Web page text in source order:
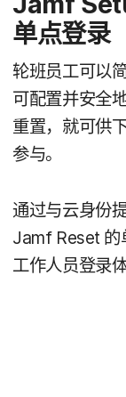
单点​登录
轮​班员工​可以​
可​配置​并​安全​
重置，​就​可​供​
参与。
通过​与​云身份​
Jamf Reset 的​
工作​人员​登录​体